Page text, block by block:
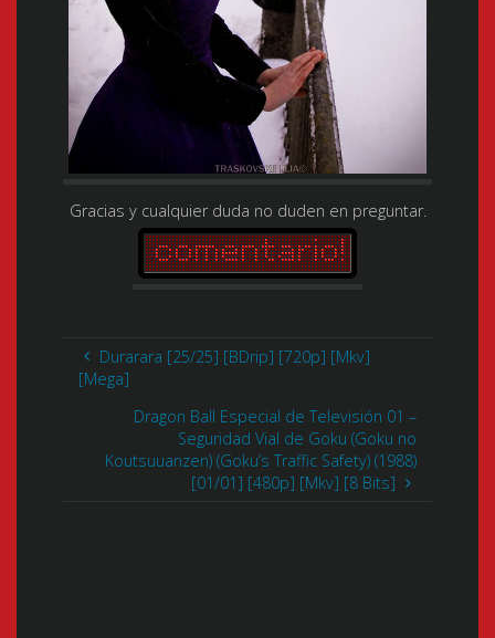
Gracias y cualquier duda no duden en preguntar.
Durarara [25/25] [BDrip] [720p] [Mkv]
[Mega]
Dragon Ball Especial de Televisión 01 –
Seguridad Vial de Goku (Goku no
Koutsuuanzen) (Goku’s Traffic Safety) (1988)
[01/01] [480p] [Mkv] [8 Bits]